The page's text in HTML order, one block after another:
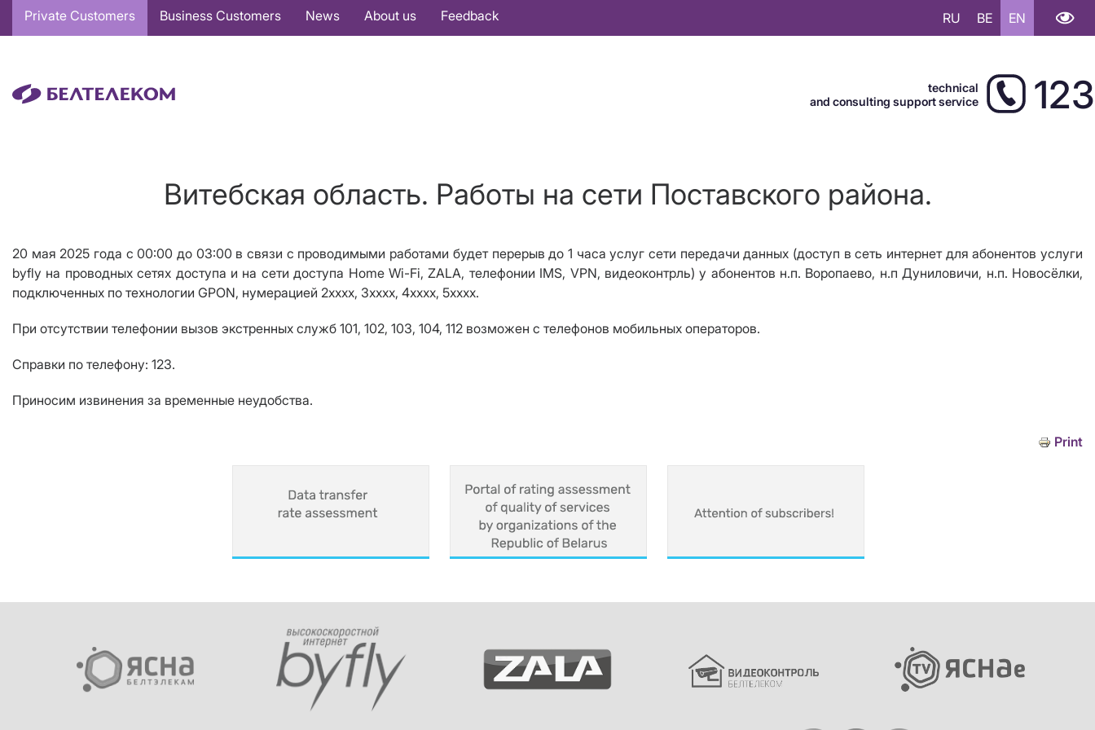
Основная
навигация
Private Customers Business Customers News About us Feedback RU BE EN
technical
and consulting support service
123
Витебская область. Работы на сети Поставского района.
20 мая 2025 года с 00:00 до 03:00 в связи с проводимыми работами будет перерыв до 1 часауслуг сети передачи данных (доступ в сеть интернет для абонентов услуги
byfly на проводных сетях доступа и на сети доступа Home Wi-Fi, ZALA, телефонии IMS, VPN, видеоконтрль) у абонентов н.п. Воропаево, н.п Дуниловичи, н.п. Новосёлки,
подключенных по технологии GPON, нумерацией 2хххх, 3хххх, 4хххх, 5хххх.
При отсутствии телефонии вызов экстренных служб 101, 102, 103, 104, 112 возможен с телефонов мобильных операторов.
Справки по телефону: 123.
Приносим извинения за временные неудобства.
Print